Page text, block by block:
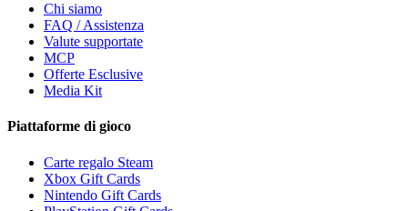
Chi siamo
FAQ / Assistenza
Valute supportate
MCP
Offerte Esclusive
Media Kit
Piattaforme di gioco
Carte regalo Steam
Xbox Gift Cards
Nintendo Gift Cards